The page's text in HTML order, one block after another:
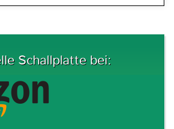
Schallplatte bei: